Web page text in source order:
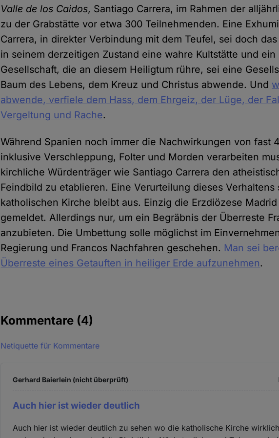
Valle de los Caidos, Santiago Carrera, im Rahmen der
zu der Grabstätte vor etwa 300 Teilnehmenden. Eine
Carrera, in direkter Verbindung mit dem Teufel, sei doch das
in seinem derzeitigen Zustand eine wahre Kultstätte und ein
Gesellschaft, die an diesem Heiligtum rühre, sei eine
Baum des Lebens, dem Kreuz und Christus abwende. Und
abwende, verfiele dem Hass, dem Ehrgeiz, der Lüge, der
Vergeltung und Rache.
Während Spanien noch immer die Nachwirkungen von fast
inklusive Verschleppung, Folter und Morden verarbeiten
kirchliche Würdenträger wie Santiago Carrera den
Feindbild zu etablieren. Eine Verurteilung dieses Verhaltens
katholischen Kirche bleibt aus. Einzig die Erzdiözese
gemeldet. Allerdings nur, um ein Begräbnis der Überreste
anzubieten. Die Umbettung solle möglichst im
Regierung und Francos Nachfahren geschehen. Man sei
Überreste eines Getauften in heiliger Erde aufzunehmen.
Kommentare (4)
Netiquette für Kommentare
Gerhard Baierlein (nicht überprüft)
Auch hier ist wieder deutlich
Auch hier ist wieder deutlich zu sehen wo die katholische Kirche